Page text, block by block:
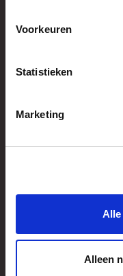
Voorkeuren
Statistieken
Marketing
Alle
Alleen